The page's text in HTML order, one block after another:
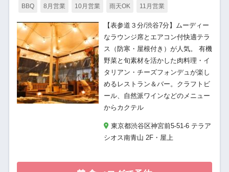
BBQ 8月営業 10月営業 雨天OK 11月営業
【表参道３分/渋谷7分】ムーディー
なラウンジ席とエアコン付快適テラ
ス（防寒・屋根付き）が人気。 有機
野菜と旬素材を活かした肉料理・イ
タリアン・チーズフォンデュが楽し
めるレストラン＆バー。クラフトビ
ール、自然派ワインなどのメニュー
からカクテル
東京都渋谷区神宮前5-51-6 テラア
シオス南青山 2F・屋上